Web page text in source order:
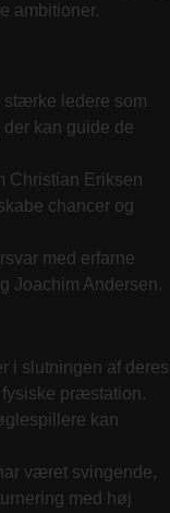
ambitioner.
stærke ledere som
kan guide de
Christian Eriksen
chancer og
med erfarne
Joachim Andersen.
i slutningen af deres
præstation.
kan
været svingende,
med høj